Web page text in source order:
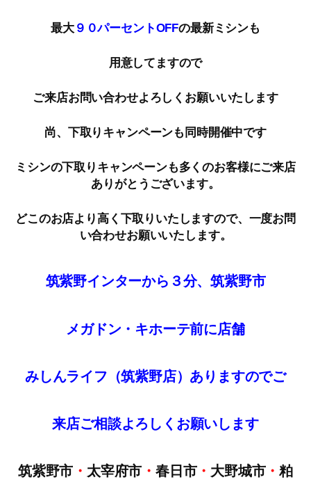
最大９０パーセントOFFの最新ミシンも
用意してますので
ご来店お問い合わせよろしくお願いいたします
尚、下取りキャンペーンも同時開催中です
ミシンの下取りキャンペーンも多くのお客様にご来店
ありがとうございます。
どこのお店より高く下取りいたしますので、一度お問
い合わせお願いいたします。
筑紫野インターから３分、筑紫野市
メガドン・キホーテ前に店舗
みしんライフ（筑紫野店）ありますのでご
来店ご相談よろしくお願いします
筑紫野市 ・ 太宰府市 ・ 春日市・ 大野城市・粕